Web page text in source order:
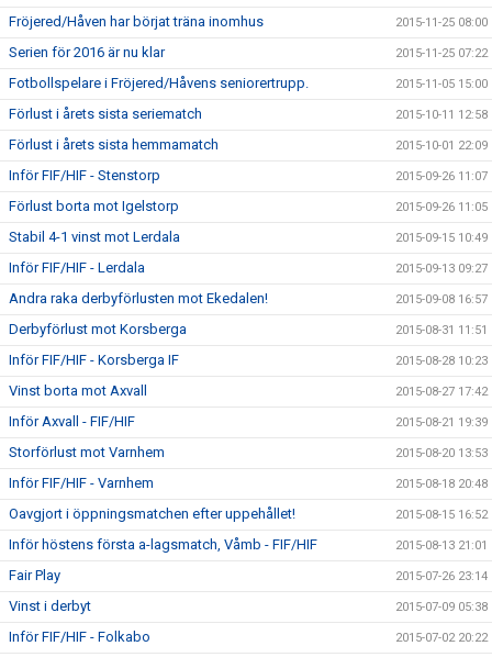
Fröjered/Håven har börjat träna inomhus 2015-11-25 08:00
Serien för 2016 är nu klar 2015-11-25 07:22
Fotbollspelare i Fröjered/Håvens seniorertrupp. 2015-11-05 15:00
Förlust i årets sista seriematch 2015-10-11 12:58
Förlust i årets sista hemmamatch 2015-10-01 22:09
Inför FIF/HIF - Stenstorp 2015-09-26 11:07
Förlust borta mot Igelstorp 2015-09-26 11:05
Stabil 4-1 vinst mot Lerdala 2015-09-15 10:49
Inför FIF/HIF - Lerdala 2015-09-13 09:27
Andra raka derbyförlusten mot Ekedalen! 2015-09-08 16:57
Derbyförlust mot Korsberga 2015-08-31 11:51
Inför FIF/HIF - Korsberga IF 2015-08-28 10:23
Vinst borta mot Axvall 2015-08-27 17:42
Inför Axvall - FIF/HIF 2015-08-21 19:39
Storförlust mot Varnhem 2015-08-20 13:53
Inför FIF/HIF - Varnhem 2015-08-18 20:48
Oavgjort i öppningsmatchen efter uppehållet! 2015-08-15 16:52
Inför höstens första a-lagsmatch, Våmb - FIF/HIF 2015-08-13 21:01
Fair Play 2015-07-26 23:14
Vinst i derbyt 2015-07-09 05:38
Inför FIF/HIF - Folkabo 2015-07-02 20:22